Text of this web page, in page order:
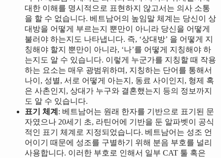
대한 이해를 명시적으로 표현하지 않고서는 의사 소통
을 할 수 없습니다. 베트남어의 높임말 체계는 당신이 상
대방을 어떻게 부르는지 뿐만이 아니라 당신을 어떻게
불러야 하는지도 나타냅니다. 즉, ‘상대방’ 을 어떻게 지
칭해야 할지 뿐만이 아니라, ‘나’를 어떻게 지칭해야 하
는지도 알 수 있습니다. 이렇게 누군가를 지칭할 때 작용
하는 요소는 매우 광범위하며, 지칭하는 단어를 통해서
나이, 성별, 서로 어떻게 아는지, 동료 사이인지, 형제 혹
은 사촌인지, 상대가 누구와 결혼했는지 등의 정보까지
도 알 수 있습니다.
표기 체계 : 베트남어는 원래 한자를 기반으로 표기된 문
자였으나 20세기 초, 라틴어에 기반을 둔 알파벳이 공식
적인 표기 체계로 지정되었습니다. 베트남어는 성조 언
어이기 때문에 성조를 구별하기 위해 분음 부호를 널리
사용합니다. 이러한 부호로 인해서 일부 CAT 툴 혹은